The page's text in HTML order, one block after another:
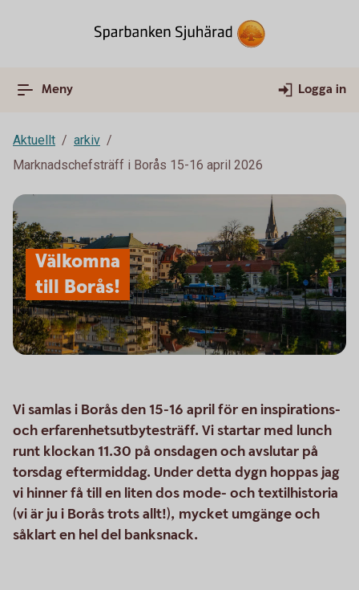
Meny Logga in
Aktuellt
arkiv
Marknadschefsträff i Borås 15-16 april 2026
Välkomna
till Borås!
Vi samlas i Borås den 15-16 april för en inspirations-
och erfarenhetsutbytesträff. Vi startar med lunch
runt klockan 11.30 på onsdagen och avslutar på
torsdag eftermiddag. Under detta dygn hoppas jag
vi hinner få till en liten dos mode- och textilhistoria
(vi är ju i Borås trots allt!), mycket umgänge och
såklart en hel del banksnack.